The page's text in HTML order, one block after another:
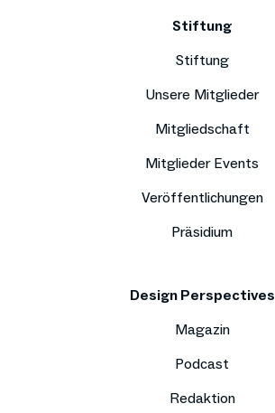
Stiftung
Stiftung
Unsere Mitglieder
Mitgliedschaft
Mitglieder Events
Veröffentlichungen
Präsidium
Design Perspectives
Magazin
Podcast
Redaktion